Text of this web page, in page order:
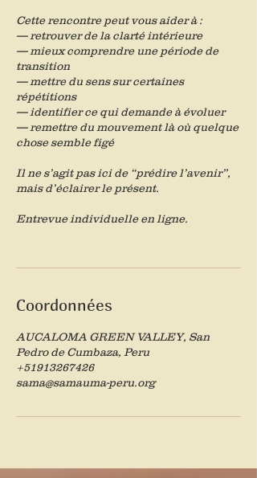
Cette rencontre peut vous aider à :
— retrouver de la clarté intérieure
— mieux comprendre une période de
transition
— mettre du sens sur certaines
répétitions
— identifier ce qui demande à évoluer
— remettre du mouvement là où quelque
chose semble figé
Il ne s’agit pas ici de “prédire l’avenir”,
mais d’éclairer le présent.
Entrevue individuelle en ligne.
Coordonnées
AUCALOMA GREEN VALLEY, San
Pedro de Cumbaza, Peru
+51913267426
sama@samauma-peru.org